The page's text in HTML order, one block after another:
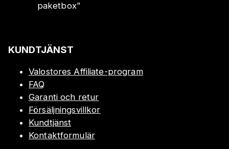
paketbox"
KUNDTJÄNST
Valostores Affiliate-program
FAQ
Garanti och retur
Försäljningsvillkor
Kundtjänst
Kontaktformulär